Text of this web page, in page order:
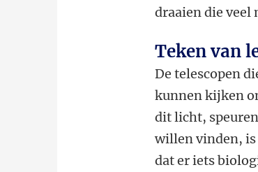
draaien die veel
Teken van
De telescopen
kunnen kijken
dit licht,
willen vinden, is
dat er iets